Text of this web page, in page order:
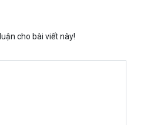
cho bài viết này!